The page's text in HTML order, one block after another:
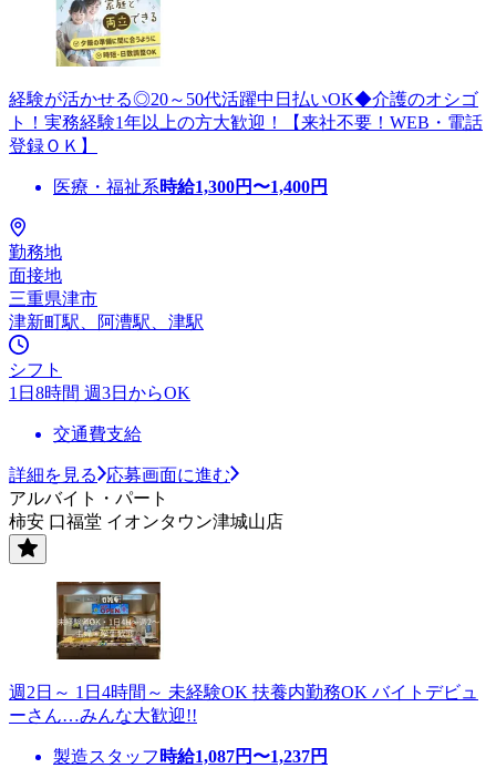
経験が活かせる◎20～50代活躍中日払いOK◆介護のオシゴ
ト！実務経験1年以上の方大歓迎！【来社不要！WEB・電話
登録ＯＫ】
医療・福祉系時給1,300円〜1,400円
勤務地
面接地
三重県津市
津新町駅、阿漕駅、津駅
シフト
1日8時間 週3日からOK
交通費支給
詳細を見る
応募画面に進む
アルバイト・パート
柿安 口福堂 イオンタウン津城山店
週2日～ 1日4時間～ 未経験OK 扶養内勤務OK バイトデビュ
ーさん…みんな大歓迎!!
製造スタッフ 時給1,087円〜1,237円